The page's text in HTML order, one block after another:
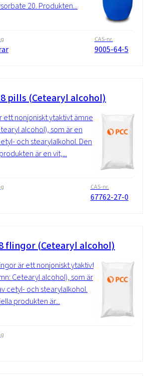
20. Produkten...
CAS-nr.
9005-64-5
pills (Cetearyl alcohol)
ett nonjoniskt ytaktivt ämne
alcohol), som är en
och stearylalkohol. Den
är en vit,...
CAS-nr.
67762-27-0
flingor (Cetearyl alcohol)
är ett nonjoniskt ytaktivt
Cetearyl alcohol), som är
cetyl- och stearylalkohol.
produkten är...